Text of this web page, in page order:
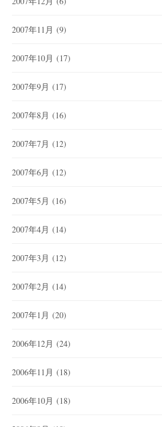
2007年11月 (9)
2007年10月 (17)
2007年9月 (17)
2007年8月 (16)
2007年7月 (12)
2007年6月 (12)
2007年5月 (16)
2007年4月 (14)
2007年3月 (12)
2007年2月 (14)
2007年1月 (20)
2006年12月 (24)
2006年11月 (18)
2006年10月 (18)